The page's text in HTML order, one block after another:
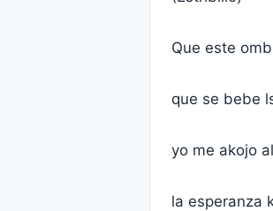
Que este
que se bebe
yo me akojo
la esperanza